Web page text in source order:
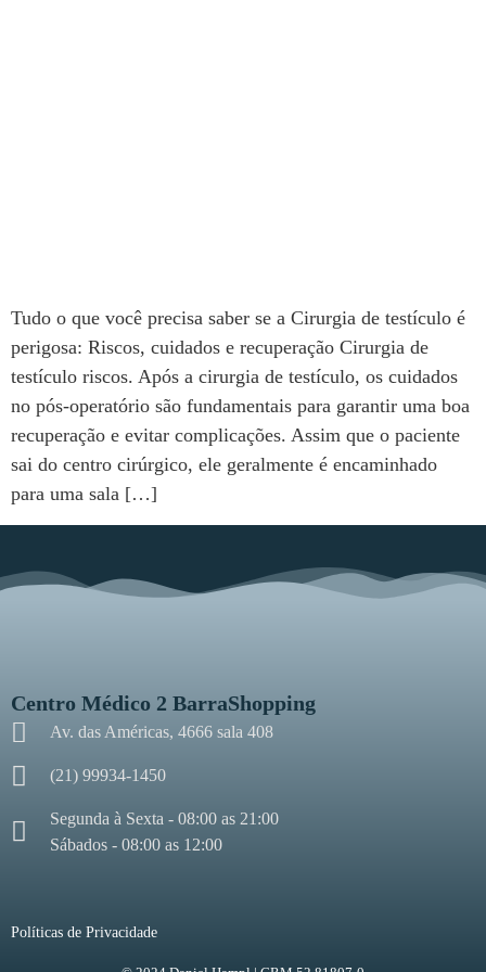
Tudo o que você precisa saber se a Cirurgia de testículo é
perigosa: Riscos, cuidados e recuperação Cirurgia de
testículo riscos. Após a cirurgia de testículo, os cuidados
no pós-operatório são fundamentais para garantir uma boa
recuperação e evitar complicações. Assim que o paciente
sai do centro cirúrgico, ele geralmente é encaminhado
para uma sala […]
Centro Médico 2 BarraShopping
Av. das Américas, 4666 sala 408
(21) 99934-1450
Segunda à Sexta - 08:00 as 21:00
Sábados - 08:00 as 12:00
Políticas de Privacidade